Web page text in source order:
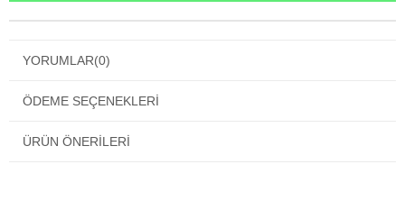
YORUMLAR(0)
ÖDEME SEÇENEKLERI
ÜRÜN ÖNERILERI